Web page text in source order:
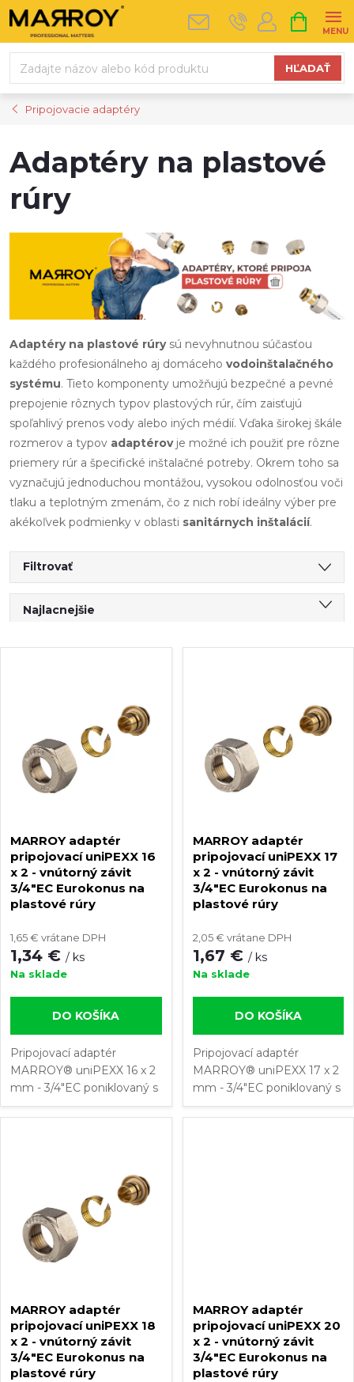
Prejsť
na
HĽADAŤ
KOŠÍK
Pripojovacie adaptéry
Adaptéry na plastové
rúry
Adaptéry na plastové rúrysú nevyhnutnou súčasťou
každého profesionálneho aj domáceho vodoinštalačného
systému. Tieto komponenty umožňujú bezpečné a pevné
prepojenie rôznych typov plastových rúr, čím zaisťujú
spoľahlivý prenos vody alebo iných médií. Vďaka širokej škále
rozmerov a typov adaptérovje možné ich použiť pre rôzne
priemery rúr a špecifické inštalačné potreby. Okrem toho sa
vyznačujú jednoduchou montážou, vysokou odolnosťou voči
tlaku a teplotným zmenám, čo z nich robí ideálny výber pre
akékoľvek podmienky v oblasti sanitárnych inštalácií.
Filtrovať
R
a
n
e
p
r
o
d
u
k
t
Najlacnejšie
p
p
r
o
d
k
t
MARROY adaptér
pripojovací uniPEXX 16
x 2 - vnútorný závit
3/4"EC Eurokonus na
plastové rúry
1,65 € vrátane DPH
1,34 € / ks
Na sklade
DO KOŠÍKA
Pripojovací adaptér
MARROY® uniPEXX 16 x 2
mm - 3/4"EC poniklovaný s
vnútorným závitom 3/4"
Eurokonus. Adaptér určený
kompozitných rúrok a...
MARROY adaptér
pripojovací uniPEXX 17
x 2 - vnútorný závit
3/4"EC Eurokonus na
plastové rúry
2,05 € vrátane DPH
1,67 € / ks
Na sklade
DO KOŠÍKA
Pripojovací adaptér
MARROY® uniPEXX 17 x 2
mm - 3/4"EC poniklovaný s
vnútorným závitom 3/4"
Eurokonus. Adaptér určený
MARROY adaptér
pripojovací uniPEXX 18
x 2 - vnútorný závit
3/4"EC Eurokonus na
plastové rúry
MARROY adaptér
pripojovací uniPEXX 20
x 2 - vnútorný závit
3/4"EC Eurokonus na
plastové rúry